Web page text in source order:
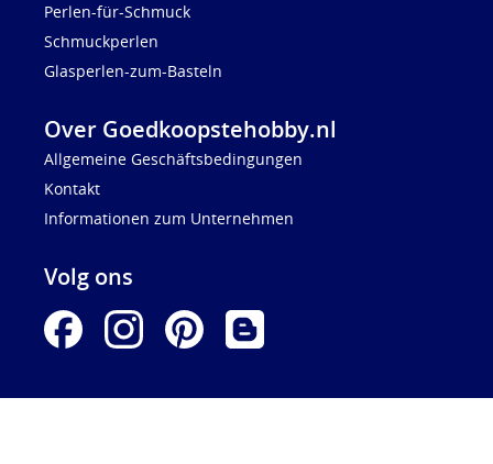
Perlen-für-Schmuck
Schmuckperlen
Glasperlen-zum-Basteln
Over Goedkoopstehobby.nl
Allgemeine Geschäftsbedingungen
Kontakt
Informationen zum Unternehmen
Volg ons